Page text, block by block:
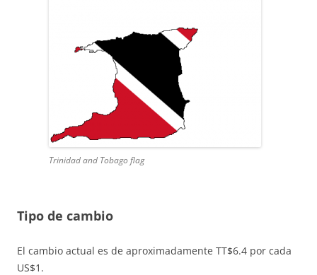
Trinidad and Tobago flag
Tipo de cambio
El cambio actual es de aproximadamente TT$6.4 por cada
US$1.